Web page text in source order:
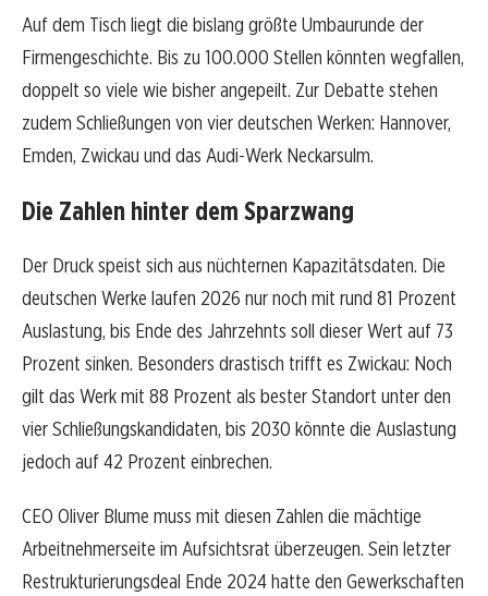
Auf dem Tisch liegt die bislang größte Umbaurunde der
Firmengeschichte. Bis zu 100.000 Stellen könnten wegfallen,
doppelt so viele wie bisher angepeilt. Zur Debatte stehen
zudem Schließungen von vier deutschen Werken: Hannover,
Emden, Zwickau und das Audi-Werk Neckarsulm.
Die Zahlen hinter dem Sparzwang
Der Druck speist sich aus nüchternen Kapazitätsdaten. Die
deutschen Werke laufen 2026 nur noch mit rund 81 Prozent
Auslastung, bis Ende des Jahrzehnts soll dieser Wert auf 73
Prozent sinken. Besonders drastisch trifft es Zwickau: Noch
gilt das Werk mit 88 Prozent als bester Standort unter den
vier Schließungskandidaten, bis 2030 könnte die Auslastung
jedoch auf 42 Prozent einbrechen.
CEO Oliver Blume muss mit diesen Zahlen die mächtige
Arbeitnehmerseite im Aufsichtsrat überzeugen. Sein letzter
Restrukturierungsdeal Ende 2024 hatte den Gewerkschaften